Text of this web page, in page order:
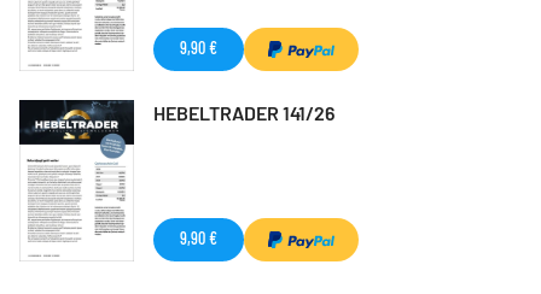
9,90 €
HEBELTRADER 141/26
9,90 €